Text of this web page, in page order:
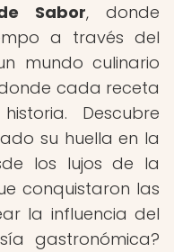
Sabor, donde
a través del
mundo culinario
cada receta
Descubre
su huella en la
los lujos de la
conquistaron las
la influencia del
gastronómica?